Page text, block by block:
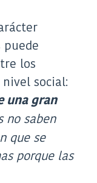
puede
los
social:
una gran
no saben
que se
porque las